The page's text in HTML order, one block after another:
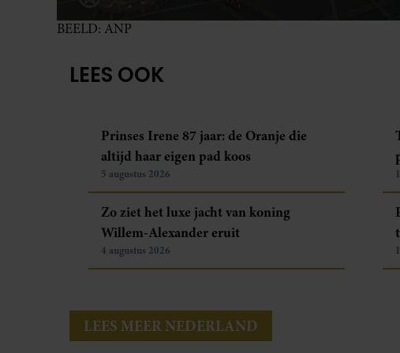
BEELD: ANP
LEES OOK
Prinses Irene 87 jaar: de Oranje die
altijd haar eigen pad koos
5 augustus 2026
Zo ziet het luxe jacht van koning
Willem-Alexander eruit
4 augustus 2026
LEES MEER NEDERLAND